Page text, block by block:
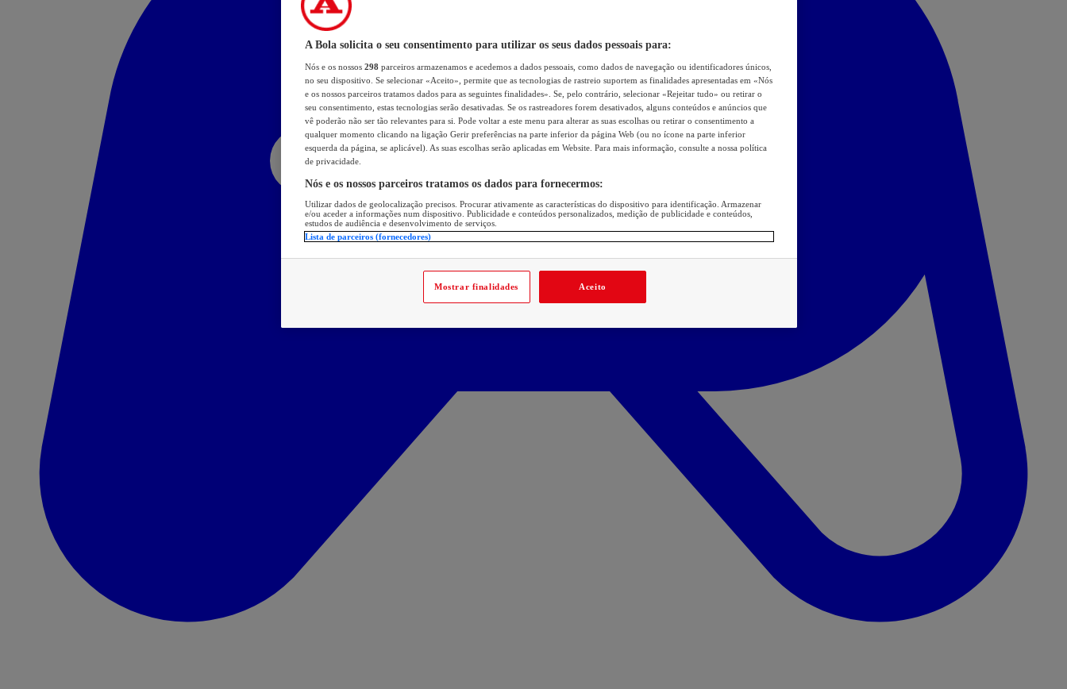
A Bola solicita o seu consentimento para utilizar os seus dados pessoais para:
Nós e os nossos 298 parceiros armazenamos e acedemos a dados pessoais, como dados de navegação ou identificadores únicos,
no seu dispositivo. Se selecionar «Aceito», permite que as tecnologias de rastreio suportem as finalidades apresentadas em «Nós
e os nossos parceiros tratamos dados para as seguintes finalidades». Se, pelo contrário, selecionar «Rejeitar tudo» ou retirar o
seu consentimento, estas tecnologias serão desativadas. Se os rastreadores forem desativados, alguns conteúdos e anúncios que
vê poderão não ser tão relevantes para si. Pode voltar a este menu para alterar as suas escolhas ou retirar o consentimento a
qualquer momento clicando na ligação Gerir preferências na parte inferior da página Web (ou no ícone na parte inferior
esquerda da página, se aplicável). As suas escolhas serão aplicadas em Website. Para mais informação, consulte a nossa política
de privacidade.
Nós e os nossos parceiros tratamos os dados para fornecermos:
Utilizar dados de geolocalização precisos. Procurar ativamente as características do dispositivo para identificação. Armazenar
e/ou aceder a informações num dispositivo. Publicidade e conteúdos personalizados, medição de publicidade e conteúdos,
estudos de audiência e desenvolvimento de serviços.
Lista de parceiros (fornecedores)
Mostrar finalidades Aceito